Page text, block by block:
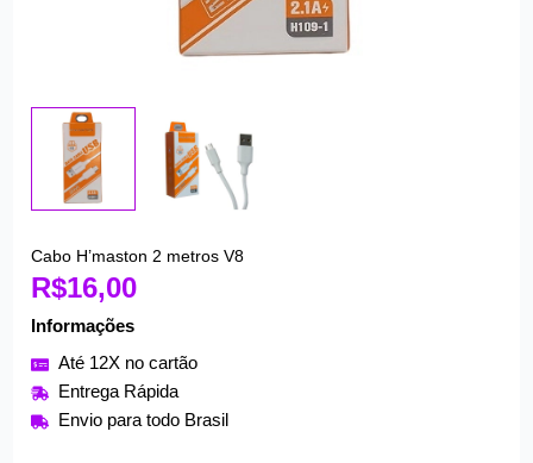
Cabo H’maston 2 metros V8
R$16,00
Informações
Até 12X no cartão
Entrega Rápida
Envio para todo Brasil
Cabo
H'maston
2
V8
quantidade